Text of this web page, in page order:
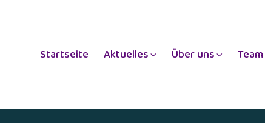
Startseite Aktuelles Über uns